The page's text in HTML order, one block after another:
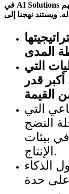
في AI Solutions نعمل عن كثب مع كل عميل، ونبدأ دائمًا بفهم
المدى
التي
قدر
القيمة
التي
النضج
بيئات
الإنتاج.
الذكاء